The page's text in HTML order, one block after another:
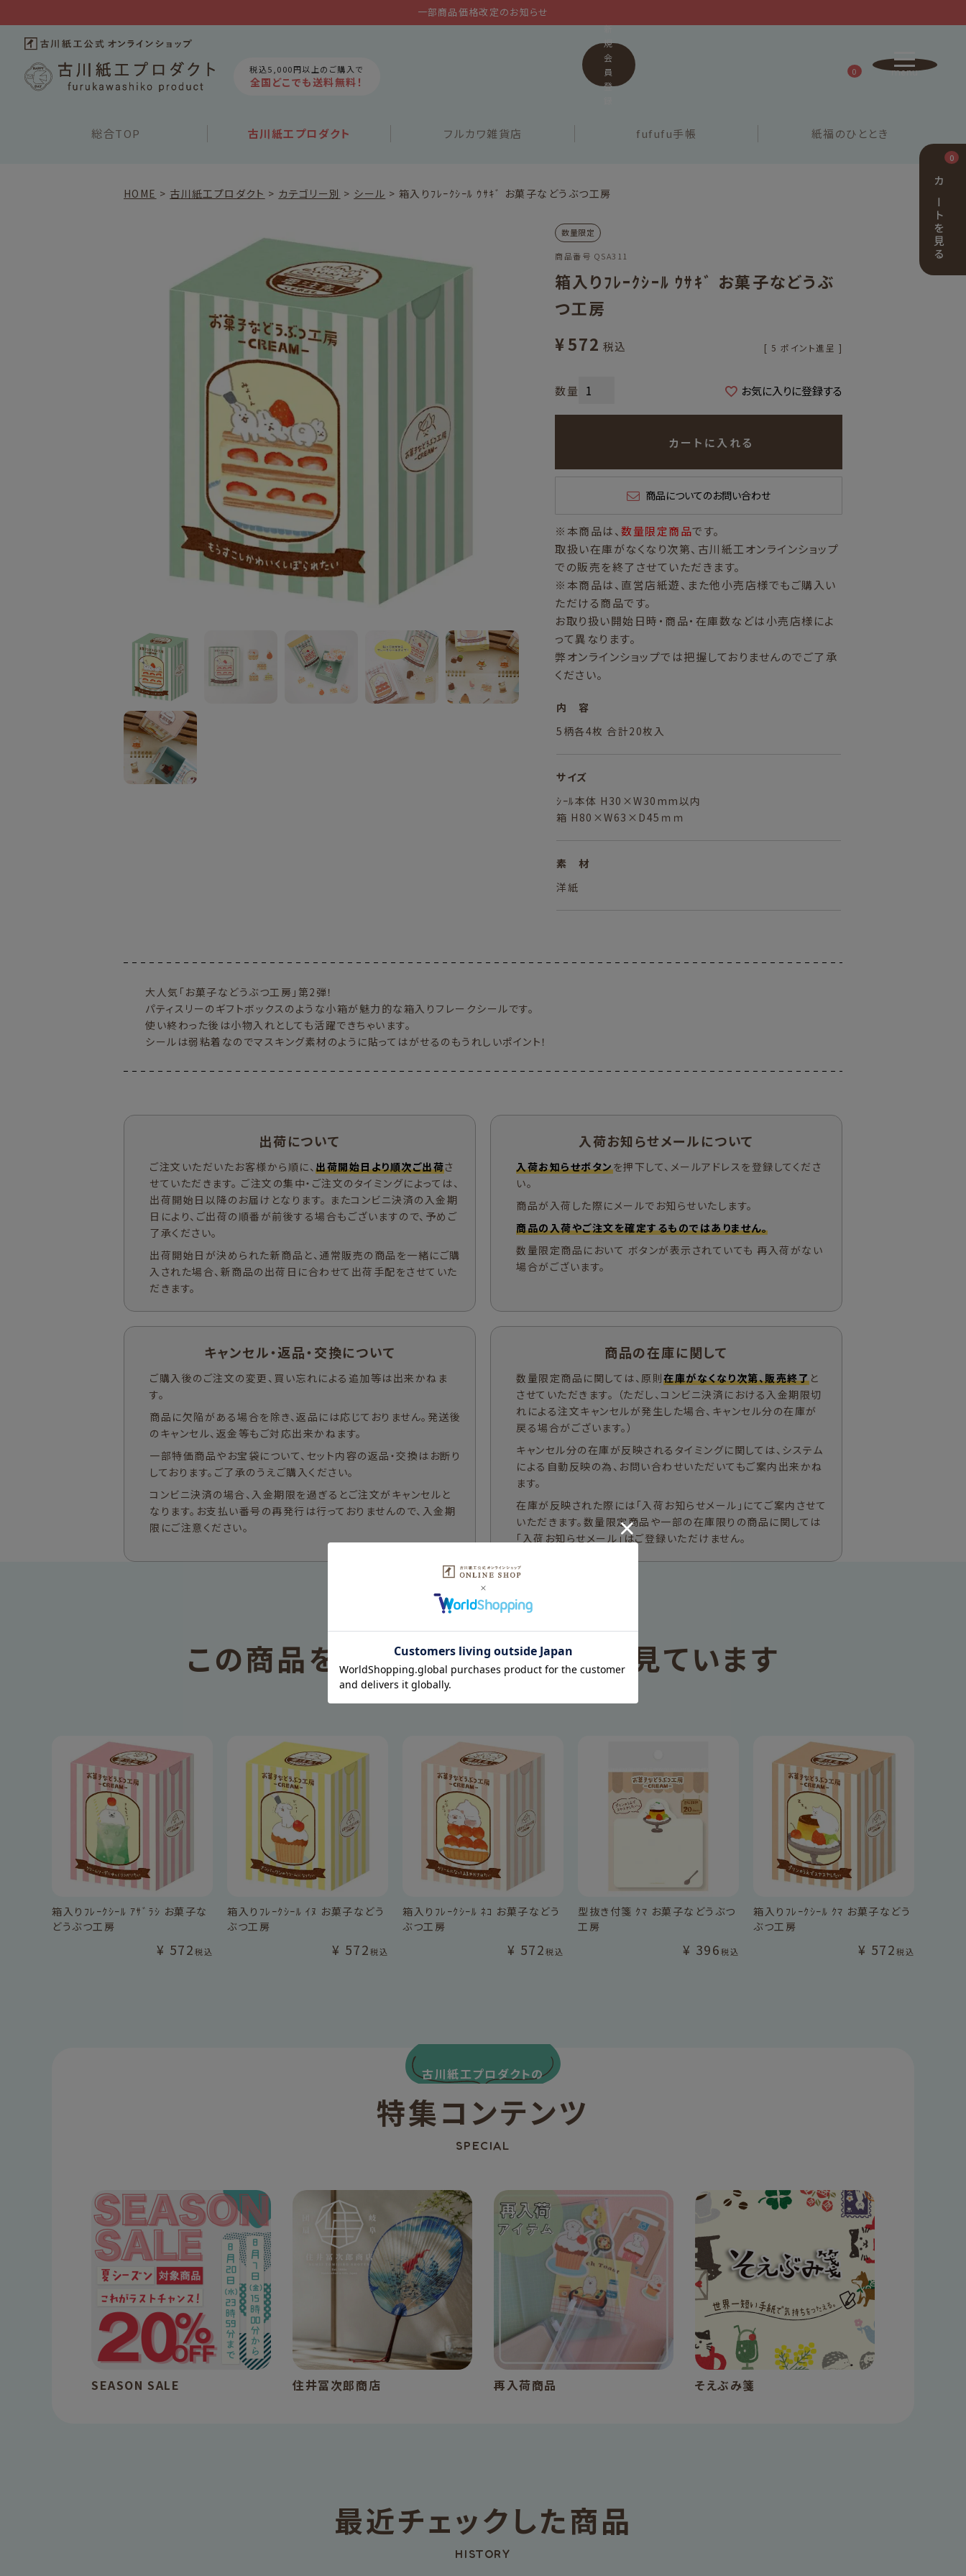
一部商品価格改定のお知らせ
税込5,000円以上のご購入で
全国どこでも送料無料！
総合TOP 古川紙工プロダクト フルカワ雑貨店 fufufu手帳 紙福のひととき
新
規
会
員
登
0
HOME 古川紙工プロダクト カテゴリー別 シール 箱入りﾌﾚｰｸｼｰﾙ ｳｻｷﾞ お菓子などうぶつ工房
数量限定
商品番号 QSA311
箱入りﾌﾚｰｸｼｰﾙ ｳｻｷﾞ お菓子などうぶ
つ工房
¥572 税込 [ 5 ポイント進呈 ]
お気に入りに登録する
カートに入れる
商品についてのお問い合わせ
※本商品は、数量限定商品です。
取扱い在庫がなくなり次第、古川紙工オンラインショップ
での販売を終了させていただきます。
※本商品は、直営店紙遊、また他小売店様でもご購入い
ただける商品です。
お取り扱い開始日時・商品・在庫数などは小売店様によ
って異なります。
弊オンラインショップでは把握しておりませんのでご了承
ください。
内 容
5柄各4枚 合計20枚入
サイズ
ｼｰﾙ本体 H30×W30mm以内
箱 H80×W63×D45ｍｍ
素 材
洋紙
0
カートを見る
大人気「お菓子などうぶつ工房」第2弾！
パティスリーのギフトボックスのような小箱が魅力的な箱入りフレークシールです。
使い終わった後は小物入れとしても活躍できちゃいます。
シールは弱粘着なのでマスキング素材のように貼ってはがせるのもうれしいポイント！
出荷について
ご注文いただいたお客様から順に、出荷開始日より順次ご出荷さ
せていただきます。 ご注文の集中・ご注文のタイミングによっては、
出荷開始日以降のお届けとなります。 またコンビニ決済の入金期
日により、ご出荷の順番が前後する場合もございますので、予めご
了承ください。
出荷開始日が決められた新商品と、通常販売の商品を一緒にご購
入された場合、新商品の出荷日に合わせて出荷手配をさせていた
だきます。
入荷お知らせメールについて
入荷お知らせボタンを押下して、メールアドレスを登録してくださ
い。
商品が入荷した際にメールでお知らせいたします。
商品の入荷やご注文を確定するものではありません。
数量限定商品において ボタンが表示されていても 再入荷がない
場合がございます。
キャンセル・返品・交換について
ご購入後のご注文の変更、買い忘れによる追加等は出来かねま
す。
商品に欠陥がある場合を除き、返品には応じておりません。発送後
のキャンセル、返金等もご対応出来かねます。
一部特価商品やお宝袋について、セット内容の返品・交換はお断り
しております。ご了承のうえご購入ください。
コンビニ決済の場合、入金期限を過ぎるとご注文がキャンセルと
なります。お支払い番号の再発行は行っておりませんので、入金期
限にご注意ください。
商品の在庫に関して
数量限定商品に関しては、原則在庫がなくなり次第、販売終了と
させていただきます。 （ただし、コンビニ決済における入金期限切
れによる注文キャンセルが発生した場合、キャンセル分の在庫が
戻る場合がございます。）
キャンセル分の在庫が反映されるタイミングに関しては、システム
による自動反映の為、お問い合わせいただいてもご案内出来かね
ます。
在庫が反映された際には「入荷お知らせメール」にてご案内させて
いただきます。数量限定商品や一部の在庫限りの商品に関しては
「入荷お知らせメール」はご登録いただけません。
この商品を見た人は、この商品も見ています
RECOMMEND
箱入りﾌﾚｰｸｼｰﾙ ｱｻﾞﾗｼ お菓子な
どうぶつ工房
¥ 572税込
箱入りﾌﾚｰｸｼｰﾙ ｲﾇ お菓子などう
ぶつ工房
¥ 572税込
箱入りﾌﾚｰｸｼｰﾙ ﾈｺ お菓子などう
ぶつ工房
¥ 572税込
型抜き付箋 ｸﾏ お菓子などうぶつ
工房
¥ 396税込
箱入りﾌﾚｰｸｼｰﾙ ｸﾏ お菓子などう
ぶつ工房
¥ 572税込
古川紙工プロダクトの
特集コンテンツ
SPECIAL
SEASON SALE 住井冨次郎商店 再入荷商品 そえぶみ箋
最近チェックした商品
HISTORY